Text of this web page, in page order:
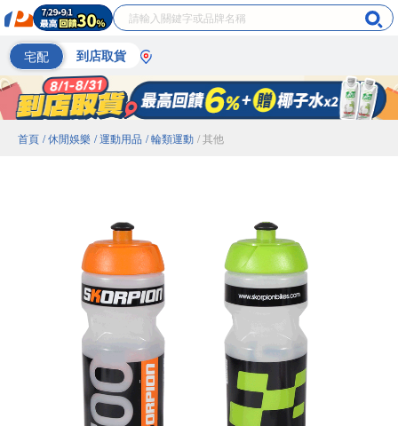
宅配 到店取貨
首頁 / 休閒娛樂 / 運動用品 / 輪類運動 / 其他